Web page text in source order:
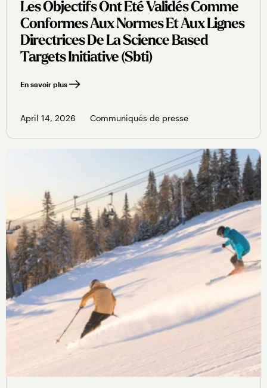
Les Objectifs Ont Été Validés Comme
Conformes Aux Normes Et Aux Lignes
Directrices De La Science Based
Targets Initiative (sbti)
En savoir plus
April 14, 2026 Communiqués de presse